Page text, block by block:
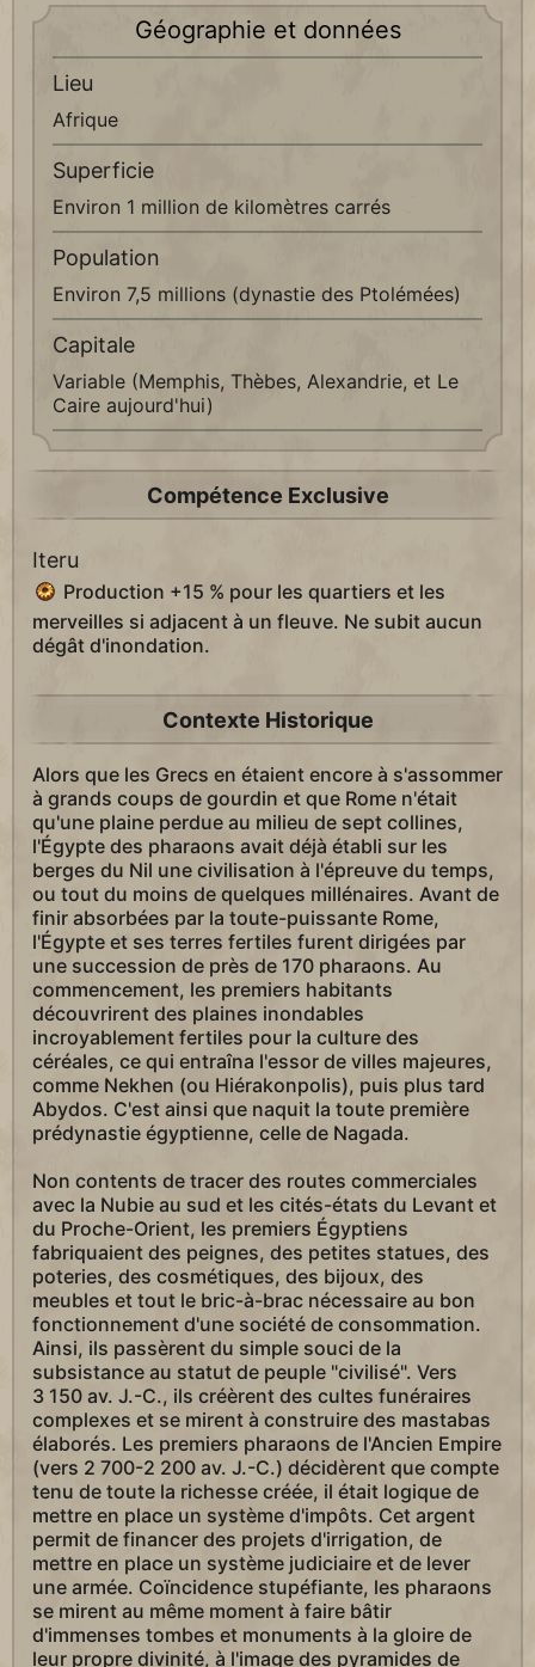
Géographie et données
Lieu
Afrique
Superficie
Environ 1 million de kilomètres carrés
Population
Environ 7,5 millions (dynastie des Ptolémées)
Capitale
Variable (Memphis, Thèbes, Alexandrie, et Le
Caire aujourd'hui)
Compétence Exclusive
Iteru
Production +15 % pour les quartiers et les
merveilles si adjacent à un fleuve. Ne subit aucun
dégât d'inondation.
Contexte Historique
Alors que les Grecs en étaient encore à s'assommer
à grands coups de gourdin et que Rome n'était
qu'une plaine perdue au milieu de sept collines,
l'Égypte des pharaons avait déjà établi sur les
berges du Nil une civilisation à l'épreuve du temps,
ou tout du moins de quelques millénaires. Avant de
finir absorbées par la toute-puissante Rome,
l'Égypte et ses terres fertiles furent dirigées par
une succession de près de 170 pharaons. Au
commencement, les premiers habitants
découvrirent des plaines inondables
incroyablement fertiles pour la culture des
céréales, ce qui entraîna l'essor de villes majeures,
comme Nekhen (ou Hiérakonpolis), puis plus tard
Abydos. C'est ainsi que naquit la toute première
prédynastie égyptienne, celle de Nagada.
Non contents de tracer des routes commerciales
avec la Nubie au sud et les cités-états du Levant et
du Proche-Orient, les premiers Égyptiens
fabriquaient des peignes, des petites statues, des
poteries, des cosmétiques, des bijoux, des
meubles et tout le bric-à-brac nécessaire au bon
fonctionnement d'une société de consommation.
Ainsi, ils passèrent du simple souci de la
subsistance au statut de peuple "civilisé". Vers
3 150 av. J.-C., ils créèrent des cultes funéraires
complexes et se mirent à construire des mastabas
élaborés. Les premiers pharaons de l'Ancien Empire
(vers 2 700-2 200 av. J.-C.) décidèrent que compte
tenu de toute la richesse créée, il était logique de
mettre en place un système d'impôts. Cet argent
permit de financer des projets d'irrigation, de
mettre en place un système judiciaire et de lever
une armée. Coïncidence stupéfiante, les pharaons
se mirent au même moment à faire bâtir
d'immenses tombes et monuments à la gloire de
leur propre divinité, à l'image des pyramides de